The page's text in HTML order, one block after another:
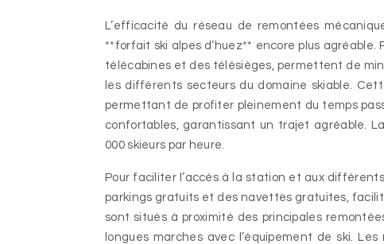
L’efficacité du réseau de remontées
**forfait ski alpes d’huez** encore plus
télécabines et des télésièges, permettent de
les différents secteurs du domaine skiable.
permettant de profiter pleinement du temps
confortables, garantissant un trajet agréable.
000 skieurs par heure.
Pour faciliter l’accès à la station et aux
parkings gratuits et des navettes gratuites,
sont situés à proximité des principales
longues marches avec l’équipement de ski.